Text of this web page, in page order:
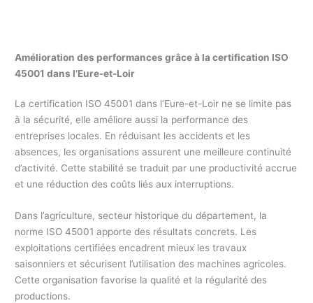
Amélioration des performances grâce à la certification ISO
45001 dans l’Eure-et-Loir
La certification ISO 45001 dans l’Eure-et-Loir ne se limite pas
à la sécurité, elle améliore aussi la performance des
entreprises locales. En réduisant les accidents et les
absences, les organisations assurent une meilleure continuité
d’activité. Cette stabilité se traduit par une productivité accrue
et une réduction des coûts liés aux interruptions.
Dans l’agriculture, secteur historique du département, la
norme ISO 45001 apporte des résultats concrets. Les
exploitations certifiées encadrent mieux les travaux
saisonniers et sécurisent l’utilisation des machines agricoles.
Cette organisation favorise la qualité et la régularité des
productions.